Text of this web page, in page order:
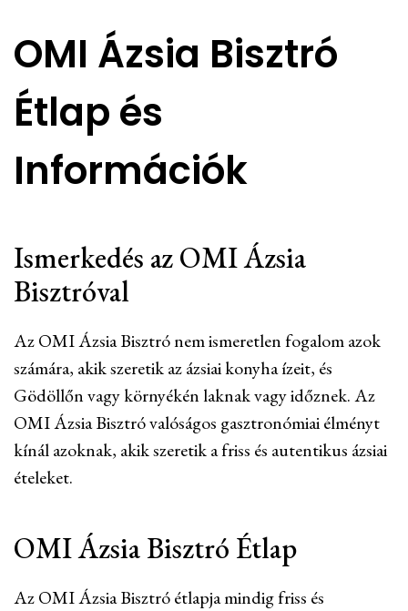
OMI Ázsia Bisztró
Étlap és
Információk
Ismerkedés az OMI Ázsia
Bisztróval
Az OMI Ázsia Bisztró nem ismeretlen fogalom azok
számára, akik szeretik az ázsiai konyha ízeit, és
Gödöllőn vagy környékén laknak vagy időznek. Az
OMI Ázsia Bisztró valóságos gasztronómiai élményt
kínál azoknak, akik szeretik a friss és autentikus ázsiai
ételeket.
OMI Ázsia Bisztró Étlap
Az OMI Ázsia Bisztró étlapja mindig friss és